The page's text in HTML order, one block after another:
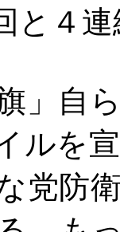
と４
」自
ルを
党防